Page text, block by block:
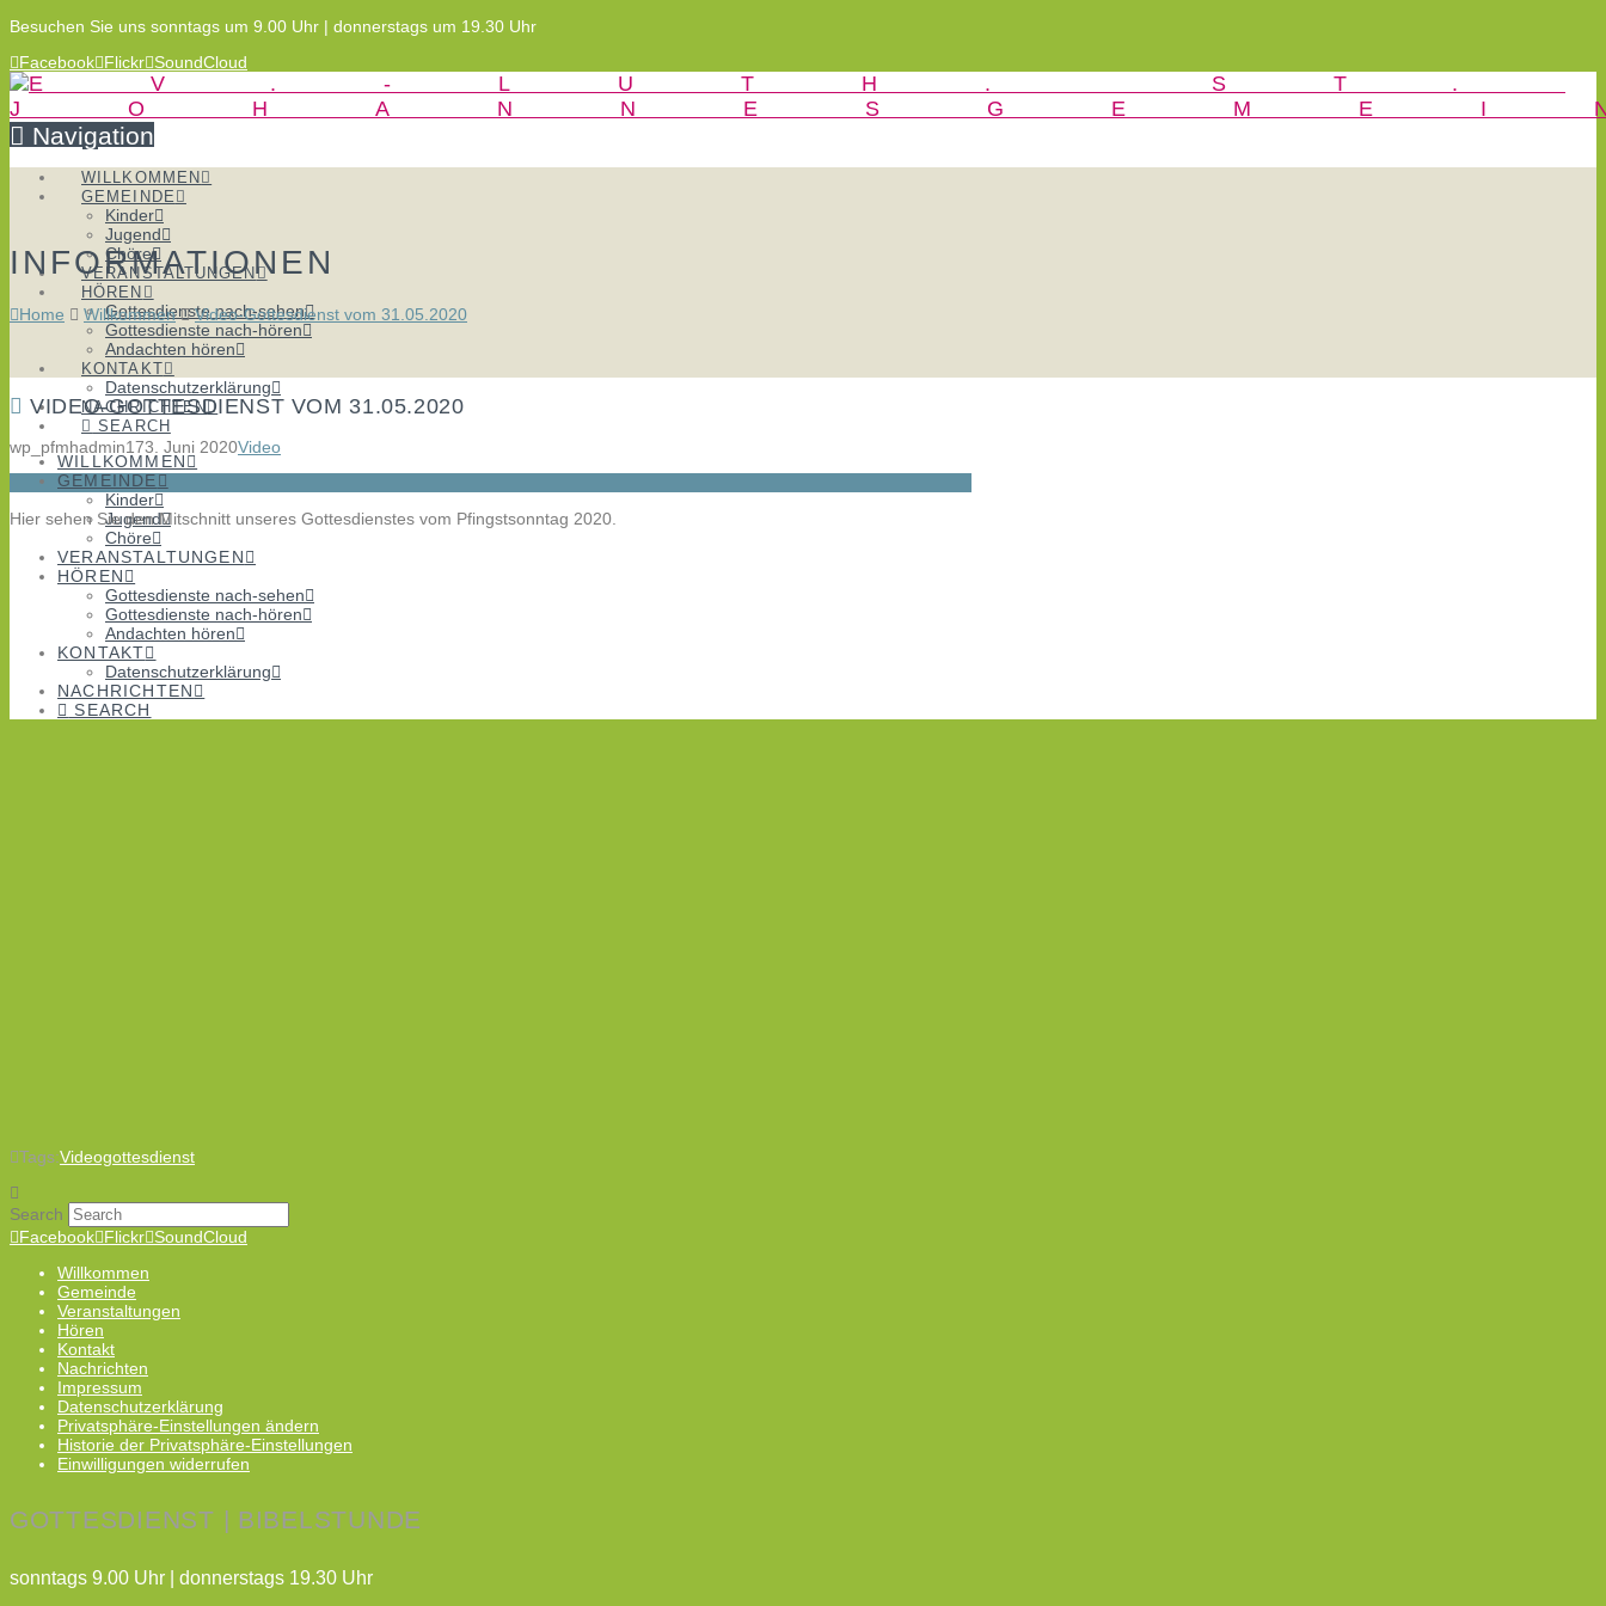
Besuchen Sie uns sonntags um 9.00 Uhr | donnerstags um 19.30 Uhr
Facebook Flickr SoundCloud
Navigation
WILLKOMMEN
GEMEINDE
Kinder
Jugend
Chöre
VERANSTALTUNGEN
HÖREN
Gottesdienste nach-sehen
Gottesdienste nach-hören
Andachten hören
KONTAKT
Datenschutzerklärung
NACHRICHTEN
SEARCH
WILLKOMMEN
GEMEINDE
Kinder
Jugend
Chöre
VERANSTALTUNGEN
HÖREN
Gottesdienste nach-sehen
Gottesdienste nach-hören
Andachten hören
KONTAKT
Datenschutzerklärung
NACHRICHTEN
SEARCH
INFORMATIONEN
Home Willkommen Video-Gottesdienst vom 31.05.2020
VIDEO-GOTTESDIENST VOM 31.05.2020
wp_pfmhadmin173. Juni 2020Video
Hier sehen Sie den Mitschnitt unseres Gottesdienstes vom Pfingstsonntag 2020.
Tags:Videogottesdienst
Search
Facebook Flickr SoundCloud
Willkommen
Gemeinde
Veranstaltungen
Hören
Kontakt
Nachrichten
Impressum
Datenschutzerklärung
Privatsphäre-Einstellungen ändern
Historie der Privatsphäre-Einstellungen
Einwilligungen widerrufen
GOTTESDIENST | BIBELSTUNDE
sonntags 9.00 Uhr | donnerstags 19.30 Uhr